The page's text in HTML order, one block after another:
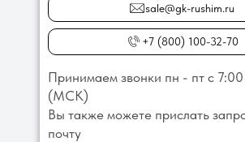
+7 (800) 100-32-70
sale@gk-rushim.ru
Принимаем звонки пн - пт с
(МСК)
Вы также можете прислать
почту